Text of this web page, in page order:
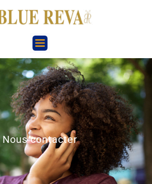
Nous contacter